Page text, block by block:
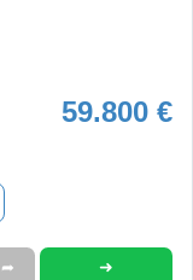
59.800 €
➦ ➜